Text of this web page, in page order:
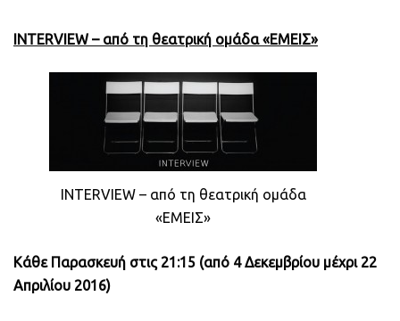
INTERVIEW – από τη θεατρική ομάδα «ΕΜΕΙΣ»
INTERVIEW – από τη θεατρική ομάδα
«ΕΜΕΙΣ»
Κάθε Παρασκευή στις 21:15 (από 4 Δεκεμβρίου μέχρι 22
Απριλίου 2016)